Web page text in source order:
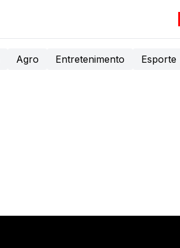
Agro Entretenimento Esporte